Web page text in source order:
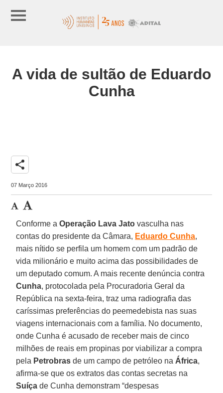
A vida de sultão de Eduardo
Cunha
share
07 Março 2016
Conforme aOperação Lava Jatovasculha nas
contas do presidente da Câmara, Eduardo Cunha,
mais nítido se perfila um homem com um padrão de
vida milionário e muito acima das possibilidades de
um deputado comum. A mais recente denúncia contra
Cunha, protocolada pela Procuradoria Geral da
República na sexta-feira, traz uma radiografia das
caríssimas preferências do peemedebista nas suas
viagens internacionais com a família. No documento,
onde Cunha é acusado de receber mais de cinco
milhões de reais em propinas por viabilizar a compra
pela Petrobras de um campo de petróleo na África,
afirma-se que os extratos das contas secretas na
Suíça de Cunha demonstram “despesas